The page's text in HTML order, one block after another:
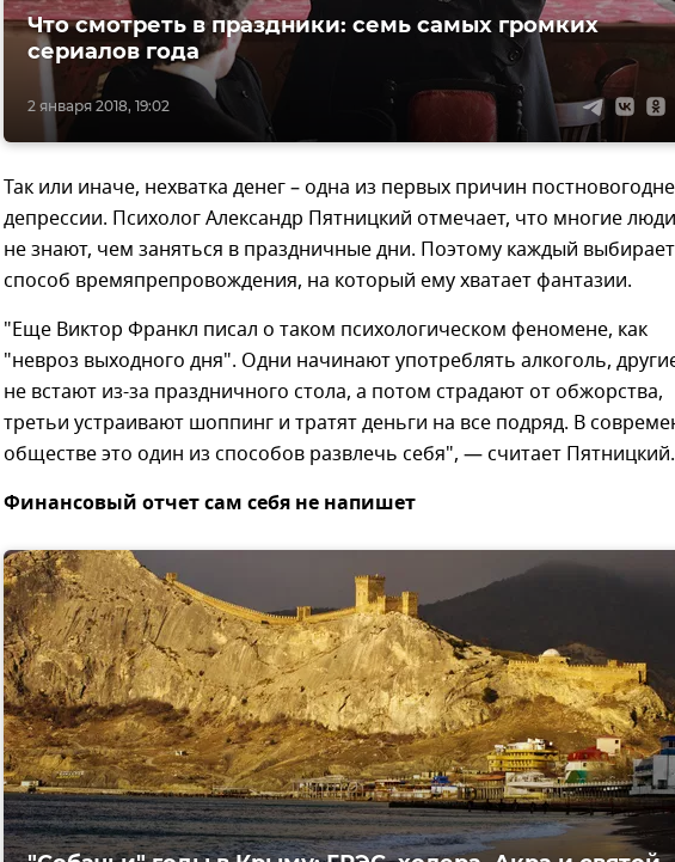
2 января 2018, 19:02
Что смотреть в праздники: семь самых громких
сериалов года
Так или иначе, нехватка денег – одна из первых причин
депрессии. Психолог Александр Пятницкий отмечает, что многие люди
не знают, чем заняться в праздничные дни. Поэтому каждый
способ времяпрепровождения, на который ему хватает фантазии.
"Еще Виктор Франкл писал о таком психологическом феномене, как
"невроз выходного дня". Одни начинают употреблять алкоголь,
не встают из-за праздничного стола, а потом страдают от обжорства,
третьи устраивают шоппинг и тратят деньги на все подряд. В
обществе это один из способов развлечь себя", — считает Пятницкий.
Финансовый отчет сам себя не напишет